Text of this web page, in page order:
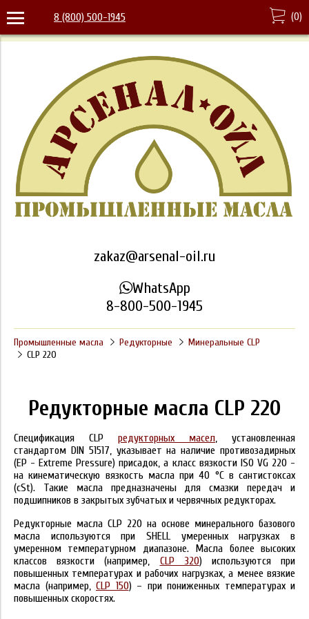
8 (800) 500-1945 (0)
zakaz@arsenal-oil.ru
WhatsApp
8-800-500-1945
Промышленные масла Редукторные
Минеральные CLP
CLP 220
Редукторные масла CLP 220
Спецификация CLP редукторных масел, установленная
стандартом DIN 51517, указывает на наличие противозадирных
(EP - Extreme Pressure) присадок, а класс вязкости ISO VG 220 -
на кинематическую вязкость масла при 40 °C в сантистоксах
(cSt). Такие масла предназначены для смазки передач и
подшипников в закрытых зубчатых и червячных редукторах.
Редукторные масла CLP 220 на основе минерального базового
масла используются при SHELL умеренных нагрузках в
умеренном температурном диапазоне. Масла более высоких
классов вязкости (например, CLP 320) используются при
повышенных температурах и рабочих нагрузках, а менее вязкие
масла (например, CLP 150) – при пониженных температурах и
повышенных скоростях.